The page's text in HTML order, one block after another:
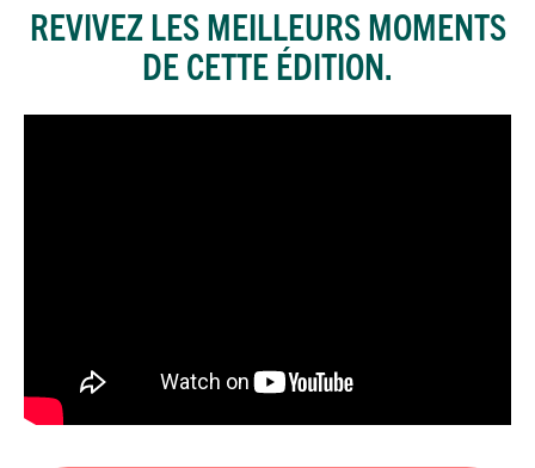
REVIVEZ LES MEILLEURS MOMENTS
DE CETTE ÉDITION.